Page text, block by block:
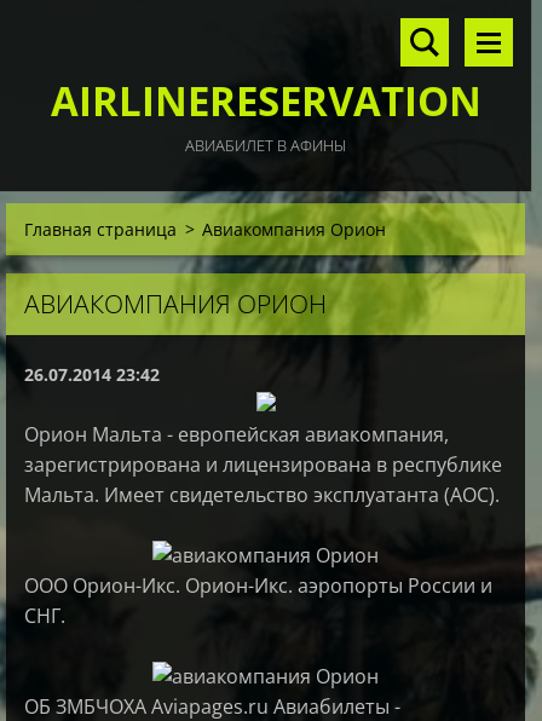
AIRLINERESERVATION
АВИАБИЛЕТ В АФИНЫ
Главная страница > Авиакомпания Орион
АВИАКОМПАНИЯ ОРИОН
26.07.2014 23:42
Орион Мальта - европейская авиакомпания,
зарегистрирована и лицензирована в республике
Мальта. Имеет свидетельство эксплуатанта (АОС).
ООО Орион-Икс. Орион-Икс. аэропорты России и
СНГ.
ОБ ЗМБЧОХА Aviapages.ru Авиабилеты -